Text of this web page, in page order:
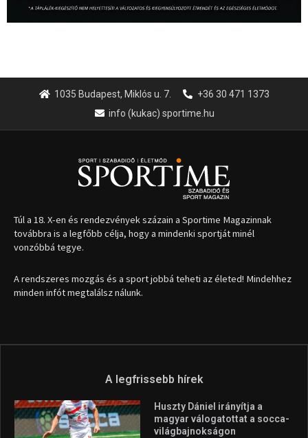
1035 Budapest, Miklós u. 7.
+36 30 471 1373
info (kukac) sportime.hu
Túl a 18. X-en és rendezvények százain a Sportime Magazinnak
továbbra is a legfőbb célja, hogy a mindenki sportját minél
vonzóbbá tegye.
A rendszeres mozgás és a sport jobbá teheti az életed! Mindehhez
minden infót megtalálsz nálunk.
A legfrissebb hírek
Huszty Dániel irányítja a
magyar válogatottat a socca-
világbajnokságon